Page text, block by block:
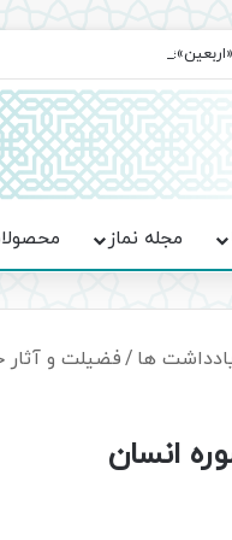
روایت حماسه، استقامت
مجله نماز
ها /فضیلت و آثار
انسان